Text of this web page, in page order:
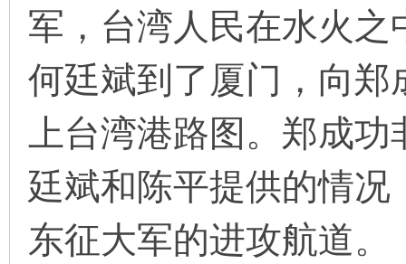
军，台湾人民在水火之
何廷斌到了厦门，向
上台湾港路图。郑成
廷斌和陈平提供的情
东征大军的进攻航道。